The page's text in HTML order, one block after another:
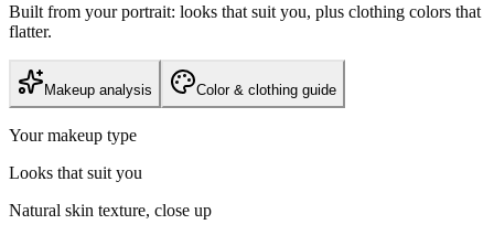
Built from your portrait: looks that suit you, plus clothing colors that
flatter.
Makeup analysis Color & clothing guide
Your makeup type
Looks that suit you
Natural skin texture, close up